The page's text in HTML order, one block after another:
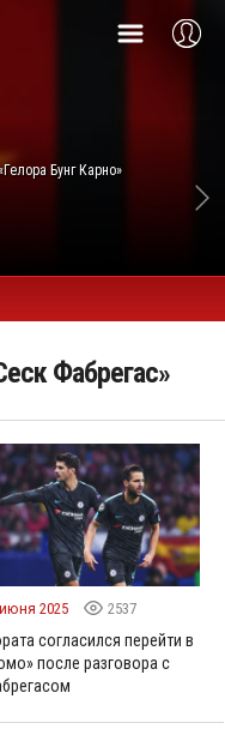
Бунг Карно»
Фабрегас»
2025 2537
согласился перейти в
после разговора с